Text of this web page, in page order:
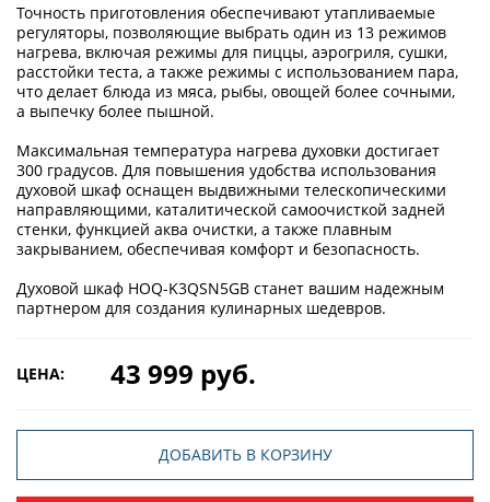
Точность приготовления обеспечивают утапливаемые
регуляторы, позволяющие выбрать один из 13 режимов
нагрева, включая режимы для пиццы, аэрогриля, сушки,
расстойки теста, а также режимы с использованием пара,
что делает блюда из мяса, рыбы, овощей более сочными,
а выпечку более пышной.
Максимальная температура нагрева духовки достигает
300 градусов. Для повышения удобства использования
духовой шкаф оснащен выдвижными телескопическими
направляющими, каталитической самоочисткой задней
стенки, функцией аква очистки, а также плавным
закрыванием, обеспечивая комфорт и безопасность.
Духовой шкаф HOQ-K3QSN5GB станет вашим надежным
партнером для создания кулинарных шедевров.
ЦЕНА: 43 999 руб.
ДОБАВИТЬ В КОРЗИНУ